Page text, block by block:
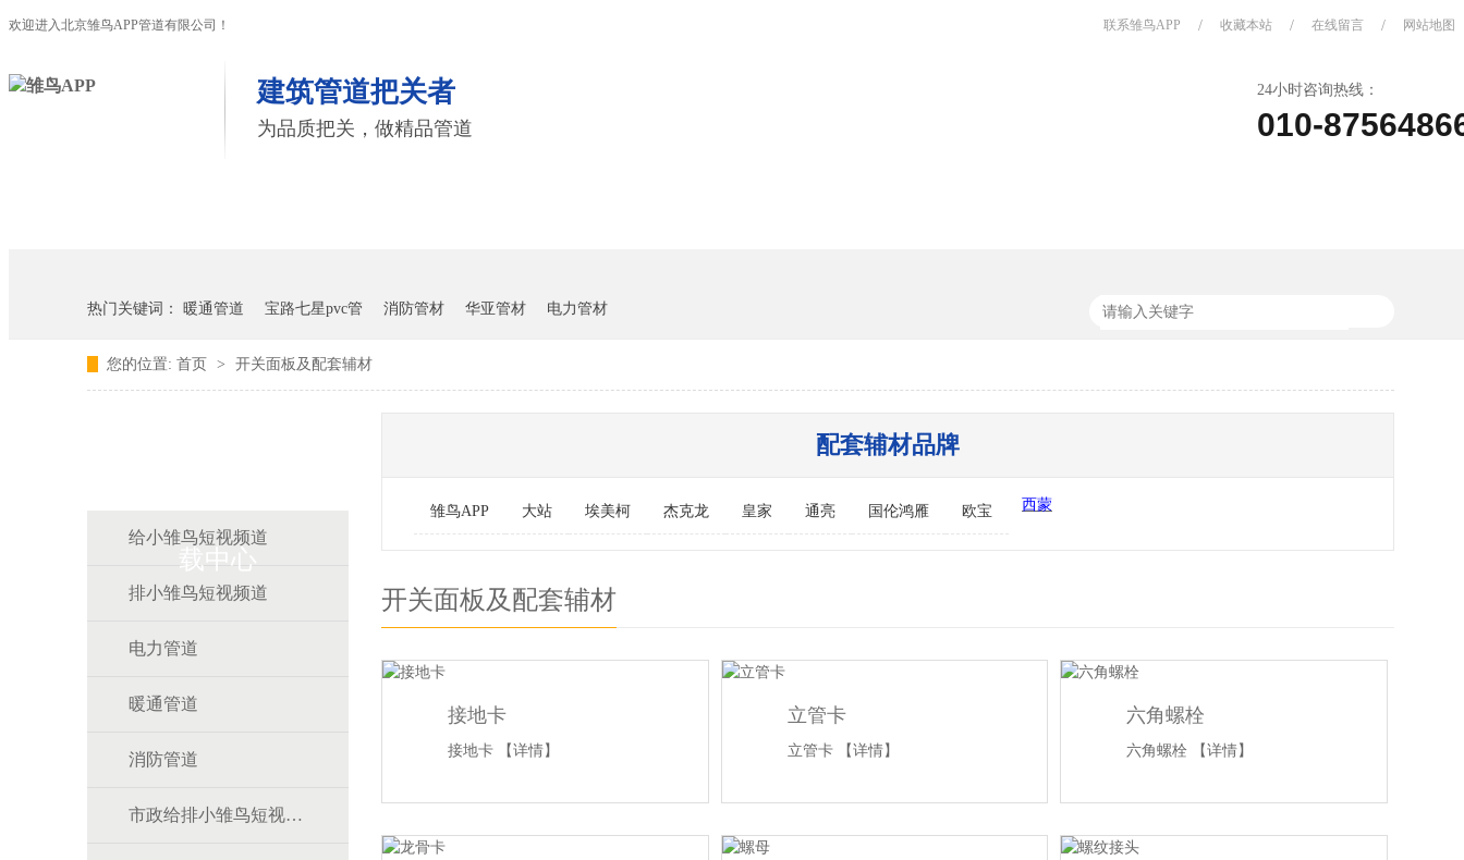
欢迎进入北京雏鸟APP管道有限公司！ 联系雏鸟APP / 收藏本站 / 在线留言 / 网站地图
建筑管道把关者
为品质把关，做精品管道
24小时咨询热线：
010-
热门关键词： 暖通管道 宝路七星pvc管 消防管材 华亚管材 电力管材
您的位置: 首页 > 开关面板及配套辅材
载中心
给小雏鸟短视频道
排小雏鸟短视频道
电力管道
暖通管道
消防管道
市政给排小雏鸟短视频道
配套辅材品牌
雏鸟APP 大站 埃美柯 杰克龙 皇家 通亮 国伦鸿雁 欧宝 西蒙
开关面板及配套辅材
接地卡
接地卡 【详情】
立管卡
立管卡 【详情】
六角螺栓
六角螺栓 【详情】